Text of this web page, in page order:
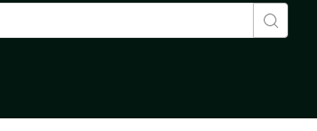
de recherche